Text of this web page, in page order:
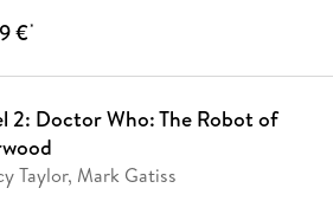
€*
2: Doctor Who: The Robot of
Taylor, Mark Gatiss